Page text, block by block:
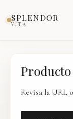
SPLENDOR
VITA
Revisa la URL